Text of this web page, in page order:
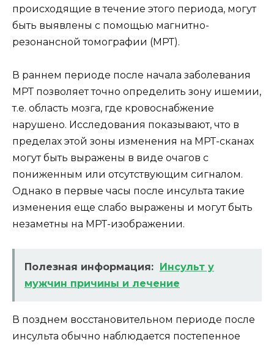
происходящие в течение этого периода, могут
быть выявлены с помощью магнитно-
резонансной томографии (МРТ).
В раннем периоде после начала заболевания
МРТ позволяет точно определить зону ишемии,
т.е. область мозга, где кровоснабжение
нарушено. Исследования показывают, что в
пределах этой зоны изменения на МРТ-сканах
могут быть выражены в виде очагов с
пониженным или отсутствующим сигналом.
Однако в первые часы после инсульта такие
изменения еще слабо выражены и могут быть
незаметны на МРТ-изображении.
Полезная информация:
Инсульт у
мужчин причины и лечение
В позднем восстановительном периоде после
инсульта обычно наблюдается постепенное